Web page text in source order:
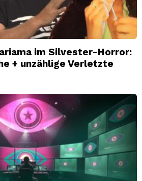
im Silvester-Horror:
+ unzählige Verletzte